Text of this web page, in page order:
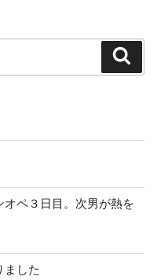
ペ３日目。次男が熱を
ました